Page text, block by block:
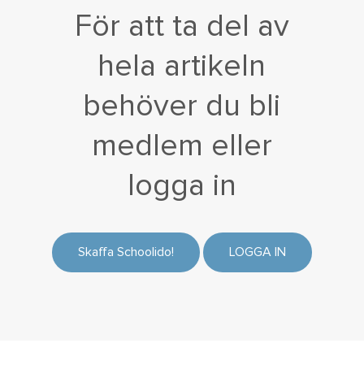
För att ta del av
hela artikeln
behöver du bli
medlem eller
logga in
Skaffa Schoolido! LOGGA IN